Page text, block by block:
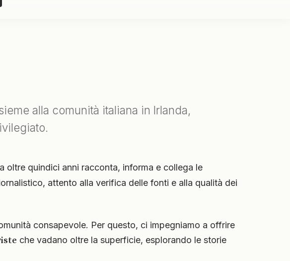
alla comunità italiana in Irlanda,
oltre quindici anni racconta, informa e collega le
attento alla verifica delle fonti e alla qualità dei
consapevole. Per questo, ci impegniamo a offrire
che vadano oltre la superficie, esplorando le storie